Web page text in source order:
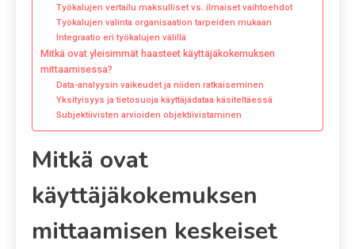
Työkalujen vertailu maksulliset vs. ilmaiset vaihtoehdot
Työkalujen valinta organisaation tarpeiden mukaan
Integraatio eri työkalujen välillä
Mitkä ovat yleisimmät haasteet käyttäjäkokemuksen
mittaamisessa?
Data-analyysin vaikeudet ja niiden ratkaiseminen
Yksityisyys ja tietosuoja käyttäjädataa käsiteltäessä
Subjektiivisten arvioiden objektiivistaminen
Mitkä ovat
käyttäjäkokemuksen
mittaamisen keskeiset